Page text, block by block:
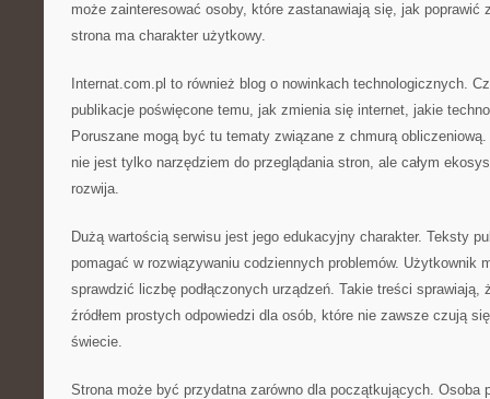
może zainteresować osoby, które zastanawiają się, jak poprawić
strona ma charakter użytkowy.
Internat.com.pl to również blog o nowinkach technologicznych.
publikacje poświęcone temu, jak zmienia się internet, jakie
Poruszane mogą być tu tematy związane z chmurą
nie jest tylko narzędziem do przeglądania stron, ale całym
rozwija.
Dużą wartością serwisu jest jego edukacyjny charakter. Teksty
pomagać w rozwiązywaniu codziennych problemów. Użytkownik
sprawdzić liczbę podłączonych urządzeń. Takie treści
źródłem prostych odpowiedzi dla osób, które nie zawsze czują
świecie.
Strona może być przydatna zarówno dla początkujących. Osoba